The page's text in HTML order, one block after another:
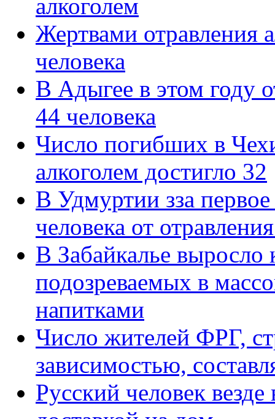
алкоголем
Жертвами отравления
человека
В Адыгее в этом году
44 человека
Число погибших в
алкоголем достигло 32
В Удмуртии зза
человека от
В Забайкалье выросло
подозреваемых в
напитками
Число жителей ФРГ,
зависимостью,
Русский человек